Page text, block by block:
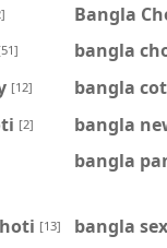
Bangla
bangla
[12] bangla
[2] bangla
bangla
[13] bangla